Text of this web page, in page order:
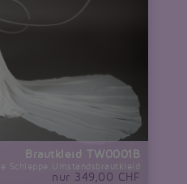
Brautkleid TW0001B
Schleppe Umstandsbrautkleid
nur 349,00 CHF